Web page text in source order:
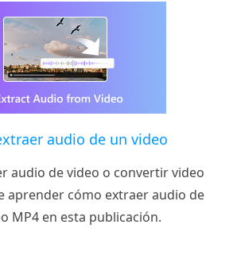
audio de un video
audio de video o convertir video
aprender cómo extraer audio de
MP4 en esta publicación.